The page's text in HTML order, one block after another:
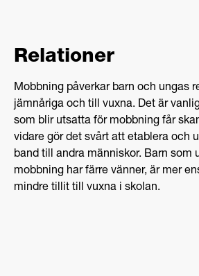
Relationer
Mobbning påverkar barn och ungas
jämnåriga och till vuxna. Det är
som blir utsatta för mobbning får
vidare gör det svårt att etablera och
band till andra människor. Barn som
mobbning har färre vänner, är mer
mindre tillit till vuxna i skolan.